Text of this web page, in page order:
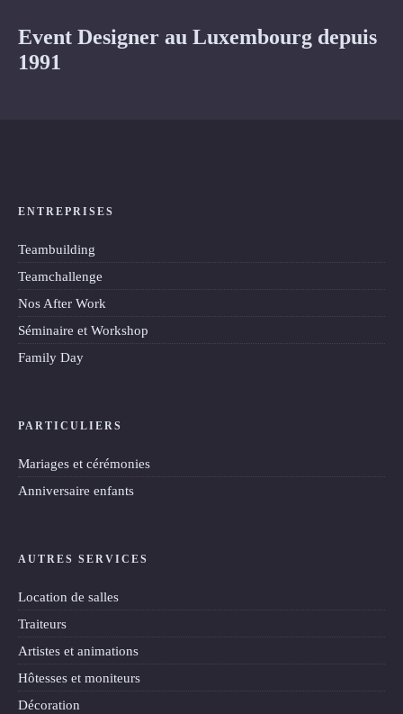
Event Designer au Luxembourg depuis
1991
ENTREPRISES
Teambuilding
Teamchallenge
Nos After Work
Séminaire et Workshop
Family Day
PARTICULIERS
Mariages et cérémonies
Anniversaire enfants
AUTRES SERVICES
Location de salles
Traiteurs
Artistes et animations
Hôtesses et moniteurs
Décoration